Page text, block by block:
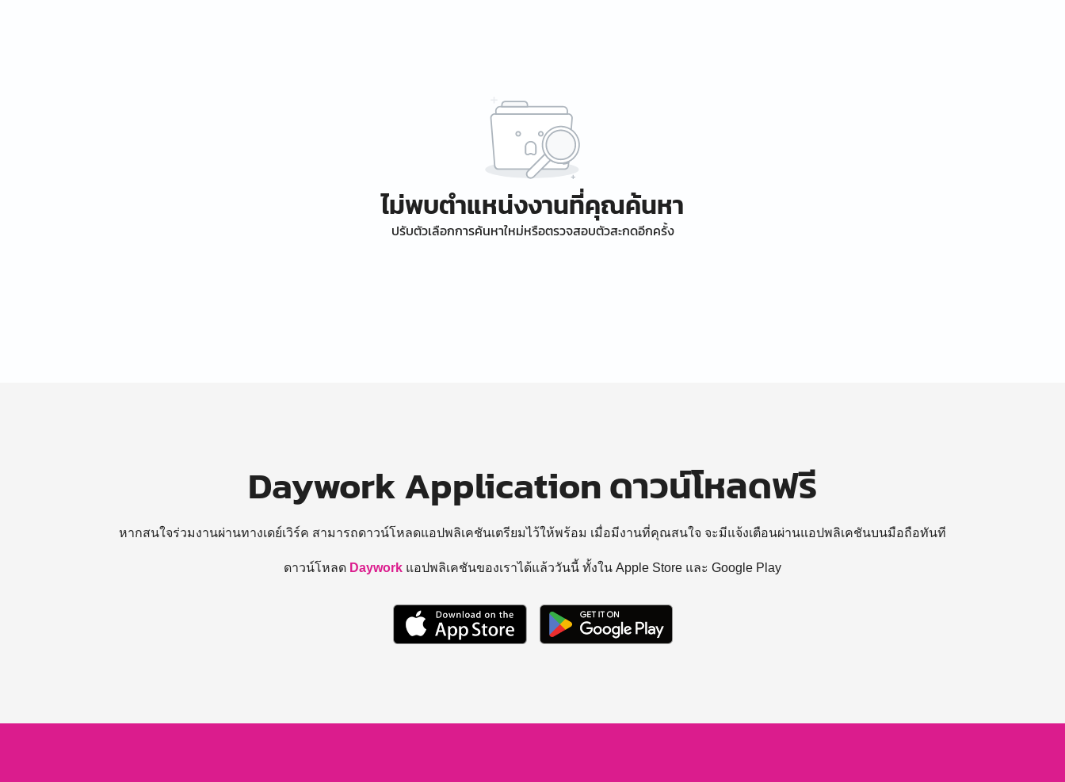
ไม่พบตำแหน่งงานที่คุณค้นหา
ปรับตัวเลือกการค้นหาใหม่หรือตรวจสอบตัวสะกดอีกครั้ง
Daywork Application ดาวน์โหลดฟรี
หากสนใจร่วมงานผ่านทางเดย์เวิร์ค สามารถดาวน์โหลดแอปพลิเคชันเตรียมไว้ให้พร้อม เมื่อมีงานที่คุณสนใจ จะมีแจ้งเตือนผ่านแอปพลิเคชันบนมือถือทันที
ดาวน์โหลด Daywork แอปพลิเคชันของเราได้แล้ววันนี้ ทั้งใน Apple Store และ Google Play